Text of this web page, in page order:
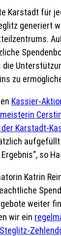
Karstadt für
generiert
die
zu
Kassier-
Karstadt-
aufgefüllt
so
Katrin
weiter
wir ein